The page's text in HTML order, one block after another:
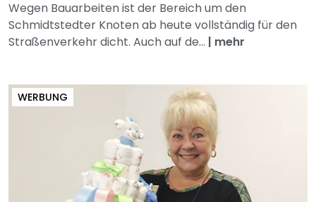
Wegen Bauarbeiten ist der Bereich um den
Schmidtstedter Knoten ab heute vollständig für den
Straßenverkehr dicht. Auch auf de... | mehr
WERBUNG